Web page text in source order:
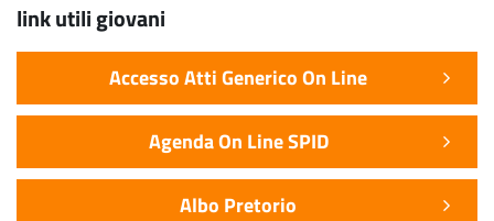
link utili giovani
Accesso Atti Generico On Line
Agenda On Line SPID
Albo Pretorio